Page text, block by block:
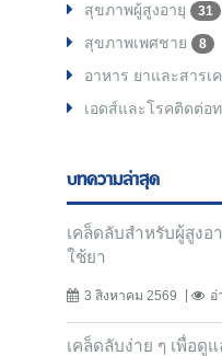
สุขภาพผู้สูงอายุ 31
สุขภาพเพศชาย 8
อาหาร ยาและสารเ
เอดส์และโรคติดต่อ
บทความล่าสุด
เคล็ดลับสำหรับผู้สูงอ
ใช้ยา
3 สิงหาคม 2569 อ่
เคล็ดลับง่าย ๆ เพื่อดู